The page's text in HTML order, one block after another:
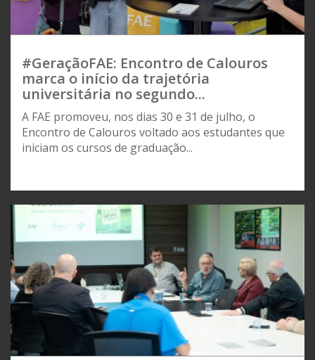
#GeraçãoFAE: Encontro de Calouros
marca o início da trajetória
universitária no segundo...
A FAE promoveu, nos dias 30 e 31 de julho, o
Encontro de Calouros voltado aos estudantes que
iniciam os cursos de graduação...